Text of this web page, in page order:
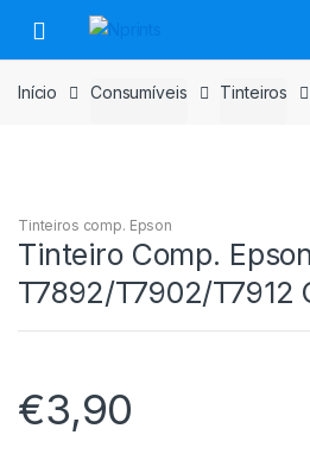
para
navegação
para
o
conteúdo
Início Consumíveis Tinteiros
Tinteiros comp. Epson
Tinteiro Comp. Epson
T7892/T7902/T7912
€3,90